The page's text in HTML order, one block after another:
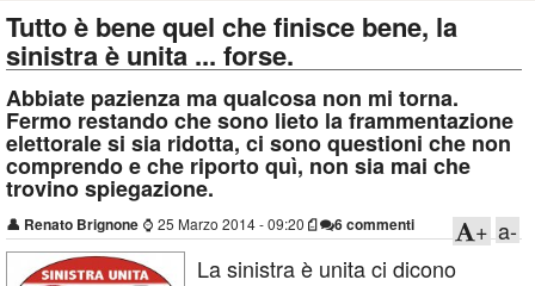
Genesi e Storia
Contatti
Tutto è bene quel che finisce bene, la
sinistra è unita ... forse.
Abbiate pazienza ma qualcosa non mi torna.
Fermo restando che sono lieto la frammentazione
elettorale si sia ridotta, ci sono questioni che non
comprendo e che riporto quì, non sia mai che
trovino spiegazione.
👤 Renato Brignone ⌚ 25 Marzo 2014 - 09:20 6 commenti a-
+
La sinistra è unita ci dicono